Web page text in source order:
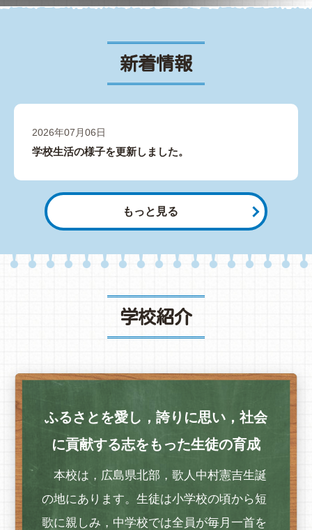
新着情報
2026年07月06日
学校生活の様子を更新しました。
もっと見る
学校紹介
ふるさとを愛し，誇りに思い，社会
に貢献する志をもった生徒の育成
本校は，広島県北部，歌人中村憲吉生誕
の地にあります。生徒は小学校の頃から短
歌に親しみ，中学校では全員が毎月一首を